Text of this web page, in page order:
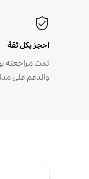
احجز بكل ثقة
تمت مراجعته
والدعم على مدار 24 ساعة خلال إقامتك